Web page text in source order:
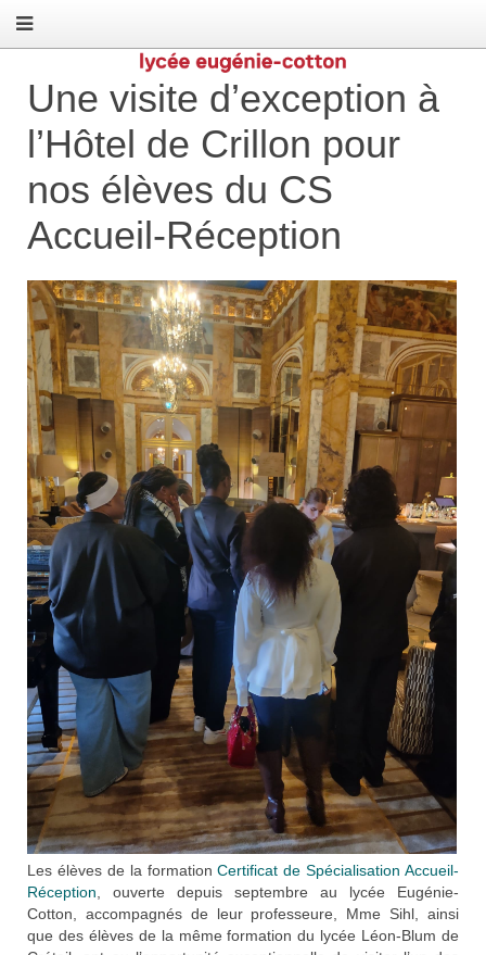
Une visite d’exception à
l’Hôtel de Crillon pour
nos élèves du CS
Accueil-Réception
Les élèves de la formationCertificat de Spécialisation Accueil-
Réception , ouverte depuis septembre au lycée Eugénie-
Cotton, accompagnés de leur professeure, Mme Sihl, ainsi
que des élèves de la même formation du lycée Léon-Blum de